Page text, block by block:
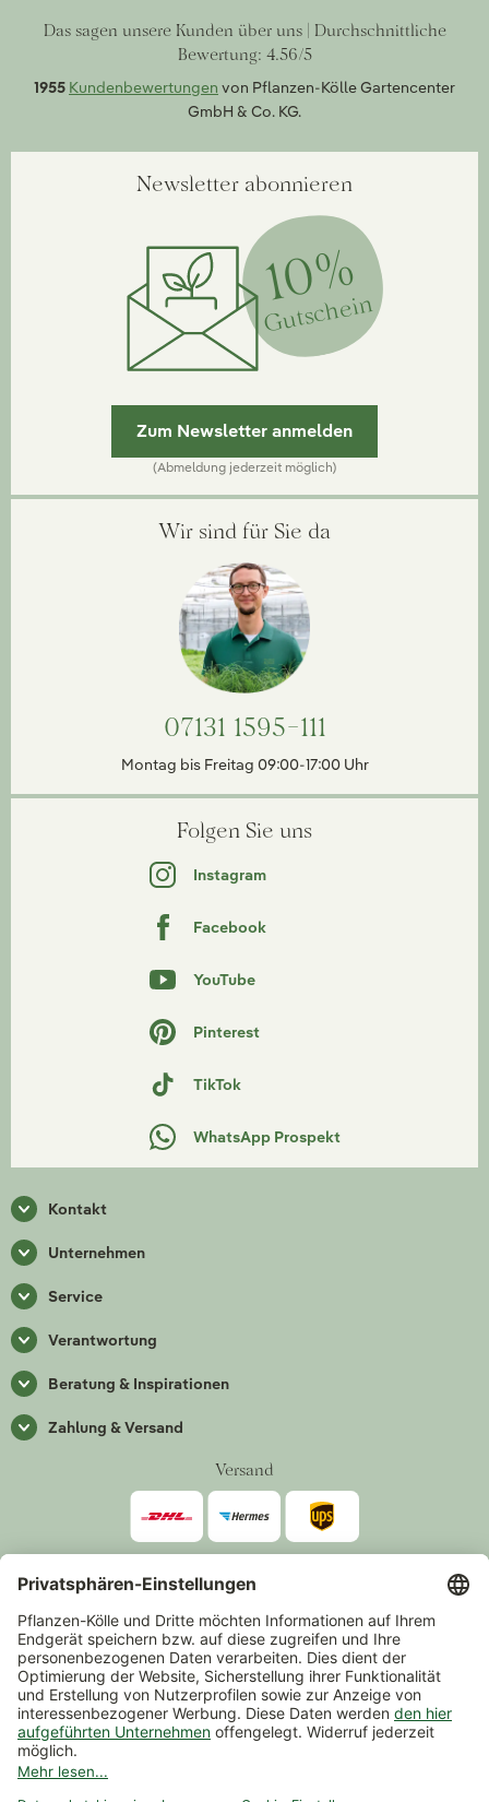
Das sagen unsere Kunden über uns | Durchschnittliche
Bewertung: 4.56/5
1955 Kundenbewertungen von Pflanzen-Kölle Gartencenter
GmbH & Co. KG.
Newsletter abonnieren
10%
Gutschein
Zum Newsletter anmelden
(Abmeldung jederzeit möglich)
Wir sind für Sie da
07131 1595-111
Montag bis Freitag 09:00-17:00 Uhr
Folgen Sie uns
Instagram
Facebook
YouTube
Pinterest
TikTok
WhatsApp Prospekt
Kontakt
Unternehmen
Service
Verantwortung
Beratung & Inspirationen
Zahlung & Versand
Versand
Zahlarten
*Alle Preise inkl. gesetzlicher Mehrwertsteuer zzgl.Versand
Mindestbestellwert 14,90 €, ausgenommen sind Gutscheine und
Events.